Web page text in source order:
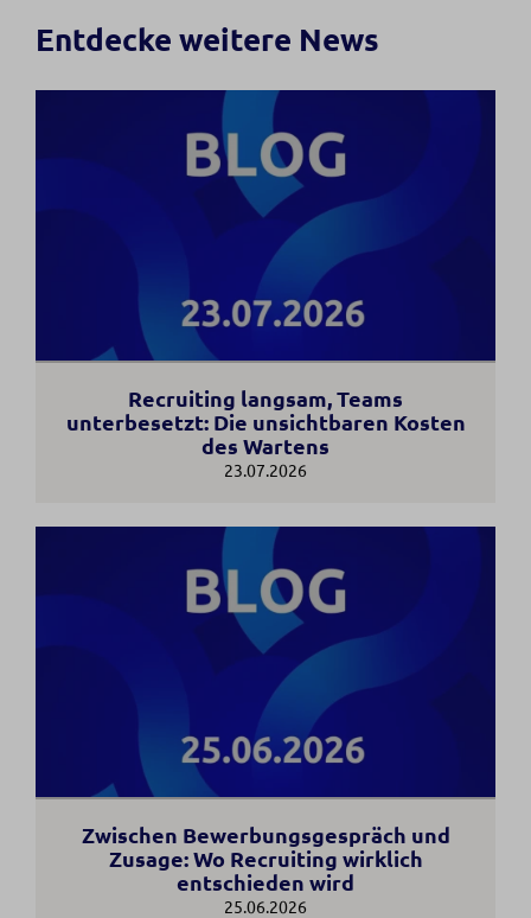
Entdecke weitere News
Recruiting langsam, Teams
unterbesetzt: Die unsichtbaren Kosten
des Wartens
23.07.2026
Zwischen Bewerbungsgespräch und
Zusage: Wo Recruiting wirklich
entschieden wird
25.06.2026